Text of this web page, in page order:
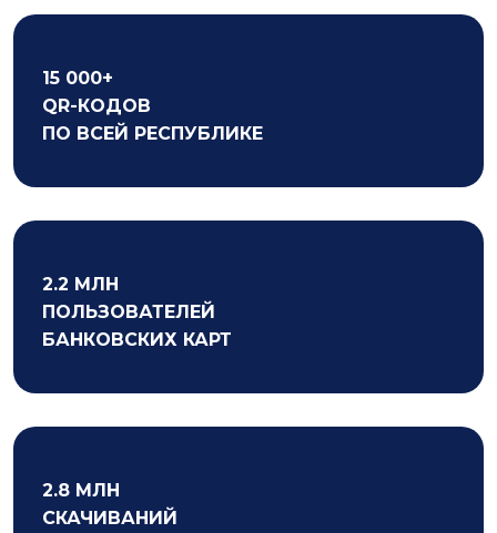
15 000+
QR-КОДОВ
ПО ВСЕЙ РЕСПУБЛИКЕ
2.2 МЛН
ПОЛЬЗОВАТЕЛЕЙ
БАНКОВСКИХ КАРТ
2.8 МЛН
СКАЧИВАНИЙ